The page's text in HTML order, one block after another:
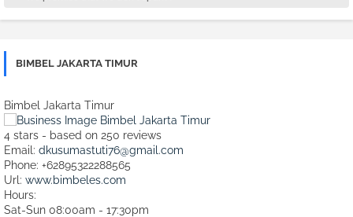
BIMBEL JAKARTA TIMUR
Bimbel Jakarta Timur
4 stars - based on 250 reviews
Email: dkusumastuti76@gmail.com
Phone: +62895322288565
Url: www.bimbeles.com
Hours:
Sat-Sun 08:00am - 17:30pm